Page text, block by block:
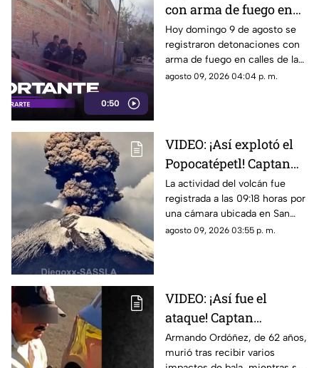
0:50
con arma de fuego en
Tlaquepaque; hay un
hombre muerto
Hoy domingo 9 de agosto se
registraron detonaciones con
arma de fuego en calles de la
colonia El Campesino en
agosto 09, 2026 04:04 p. m.
VIDEO: ¡Así explotó el
Popocatépetl! Captan
impresionante
momento desde Puebla
La actividad del volcán fue
registrada a las 09:18 horas por
una cámara ubicada en San
Pedro Benito Juárez.
agosto 09, 2026 03:55 p. m.
VIDEO: ¡Así fue el
ataque! Captan
agresión armada
contra padre e hijo en
Armando Ordóñez, de 62 años,
murió tras recibir varios